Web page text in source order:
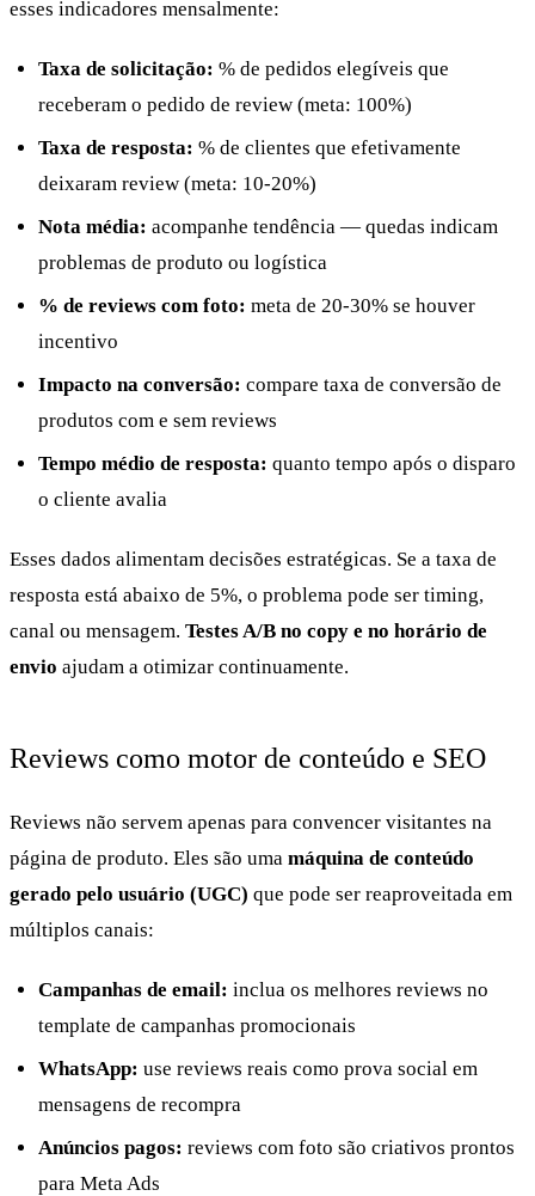
esses indicadores mensalmente:
Taxa de solicitação: % de pedidos elegíveis que
receberam o pedido de review (meta: 100%)
Taxa de resposta: % de clientes que efetivamente
deixaram review (meta: 10-20%)
Nota média: acompanhe tendência — quedas indicam
problemas de produto ou logística
% de reviews com foto: meta de 20-30% se houver
incentivo
Impacto na conversão: compare taxa de conversão de
produtos com e sem reviews
Tempo médio de resposta: quanto tempo após o disparo
o cliente avalia
Esses dados alimentam decisões estratégicas. Se a taxa de
resposta está abaixo de 5%, o problema pode ser timing,
canal ou mensagem. Testes A/B no copy e no horário de
envio ajudam a otimizar continuamente.
Reviews como motor de conteúdo e SEO
Reviews não servem apenas para convencer visitantes na
página de produto. Eles são uma máquina de conteúdo
gerado pelo usuário (UGC) que pode ser reaproveitada em
múltiplos canais:
Campanhas de email: inclua os melhores reviews no
template de campanhas promocionais
WhatsApp: use reviews reais como prova social em
mensagens de recompra
Anúncios pagos: reviews com foto são criativos prontos
para Meta Ads